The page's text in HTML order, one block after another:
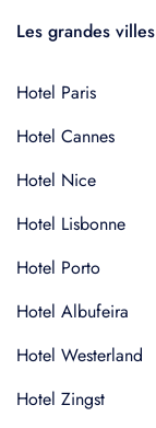
Les grandes villes
Hotel Paris
Hotel Cannes
Hotel Nice
Hotel Lisbonne
Hotel Porto
Hotel Albufeira
Hotel Westerland
Hotel Zingst